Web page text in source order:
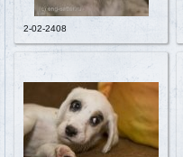
2-02-2408